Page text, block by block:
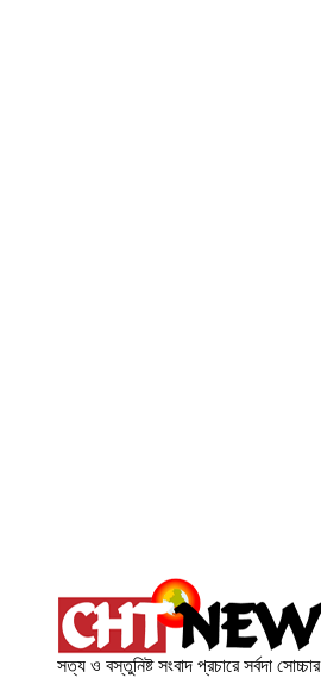
সত্য ও বস্তুনিষ্ট সংবাদ প্রচারে সর্বদা সোচ্চার